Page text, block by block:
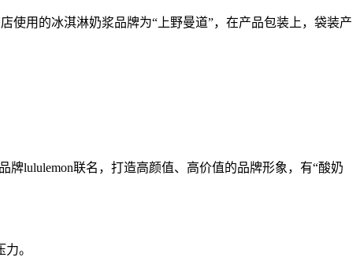
使用的冰淇淋奶浆品牌为“上野曼道”，在产品包装上，袋装产
lululemon联名，打造高颜值、高价值的品牌形象，有“酸奶
。